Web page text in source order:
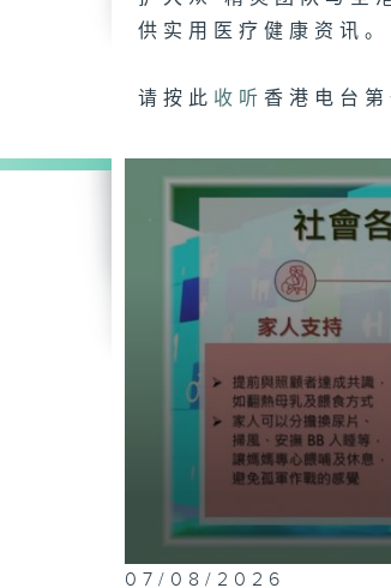
供实用医疗健康资讯。
请按此 收听 香港电台
0
07/08/2026